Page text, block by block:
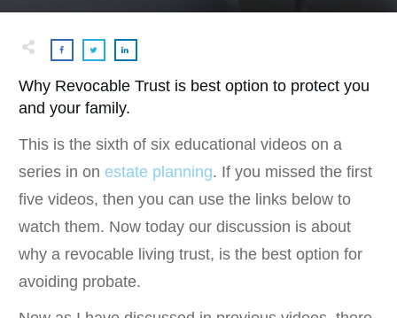
Why Revocable Trust is best option to protect you
and your family.
This is the sixth of six educational videos on a
series in on estate planning. If you missed the first
five videos, then you can use the links below to
watch them. Now today our discussion is about
why a revocable living trust, is the best option for
avoiding probate.